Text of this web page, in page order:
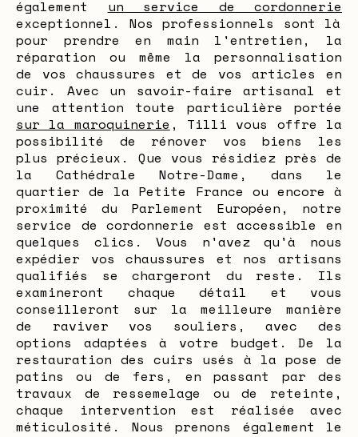
également un service de cordonnerie
exceptionnel. Nos professionnels sont là
pour prendre en main l'entretien, la
réparation ou même la personnalisation
de vos chaussures et de vos articles en
cuir. Avec un savoir-faire artisanal et
une attention toute particulière portée
sur la maroquinerie , Tilli vous offre la
possibilité de rénover vos biens les
plus précieux. Que vous résidiez près de
la Cathédrale Notre-Dame, dans le
quartier de la Petite France ou encore à
proximité du Parlement Européen, notre
service de cordonnerie est accessible en
quelques clics. Vous n'avez qu'à nous
expédier vos chaussures et nos artisans
qualifiés se chargeront du reste. Ils
examineront chaque détail et vous
conseilleront sur la meilleure manière
de raviver vos souliers, avec des
options adaptées à votre budget. De la
restauration des cuirs usés à la pose de
patins ou de fers, en passant par des
travaux de ressemelage ou de reteinte,
chaque intervention est réalisée avec
méticulosité. Nous prenons également le